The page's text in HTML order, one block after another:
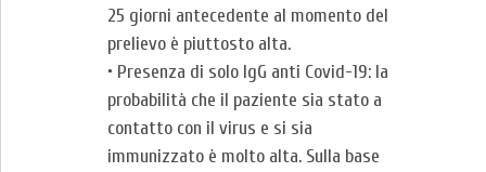
25 giorni antecedente al momento del
prelievo è piuttosto alta.
• Presenza di solo IgG anti Covid-19: la
probabilità che il paziente sia stato a
contatto con il virus e si sia
immunizzato è molto alta. Sulla base